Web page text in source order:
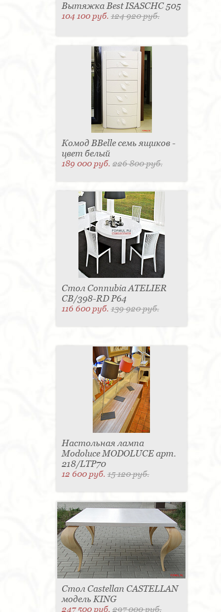
Вытяжка Best ISASCHC 505
104 100 руб.124 920 руб.
Комод BBelle семь ящиков -
цвет белый
189 000 руб.226 800 руб.
Стол Connubia ATELIER
CB/398-RD P64
116 600 руб.139 920 руб.
Настольная лампа
Modoluce MODOLUCE арт.
218/LTP70
12 600 руб.15 120 руб.
Стол Castellan CASTELLAN
модель KING
247 500 руб.297 000 руб.